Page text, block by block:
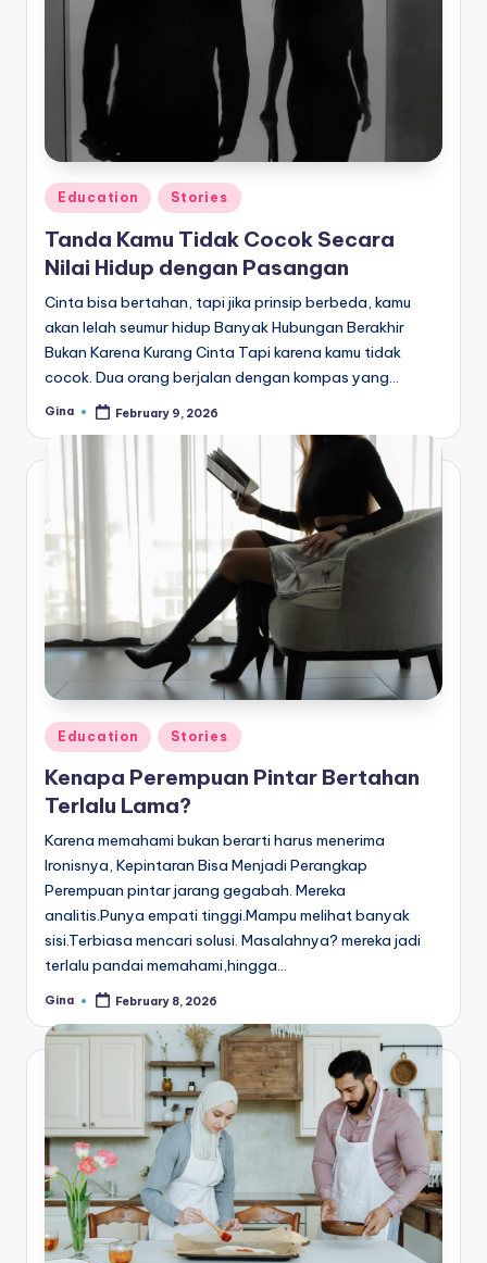
Posted
in
Education Stories
Tanda Kamu Tidak Cocok Secara
Nilai Hidup dengan Pasangan
Cinta bisa bertahan, tapi jika prinsip berbeda, kamu
akan lelah seumur hidup Banyak Hubungan Berakhir
Bukan Karena Kurang Cinta Tapi karena kamu tidak
cocok. Dua orang berjalan dengan kompas yang…
Posted
Gina February 9, 2026
Posted
in
Education Stories
Kenapa Perempuan Pintar Bertahan
Terlalu Lama?
Karena memahami bukan berarti harus menerima
Ironisnya, Kepintaran Bisa Menjadi Perangkap
Perempuan pintar jarang gegabah. Mereka
analitis.Punya empati tinggi.Mampu melihat banyak
sisi.Terbiasa mencari solusi. Masalahnya? mereka jadi
terlalu pandai memahami,hingga…
Posted
Gina February 8, 2026